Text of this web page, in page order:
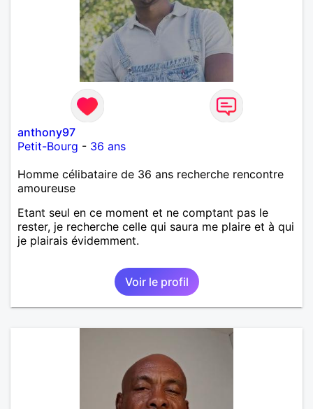
anthony97
Petit-Bourg - 36 ans
Homme célibataire de 36 ans recherche rencontre
amoureuse
Etant seul en ce moment et ne comptant pas le
rester, je recherche celle qui saura me plaire et à qui
je plairais évidemment.
Voir le profil